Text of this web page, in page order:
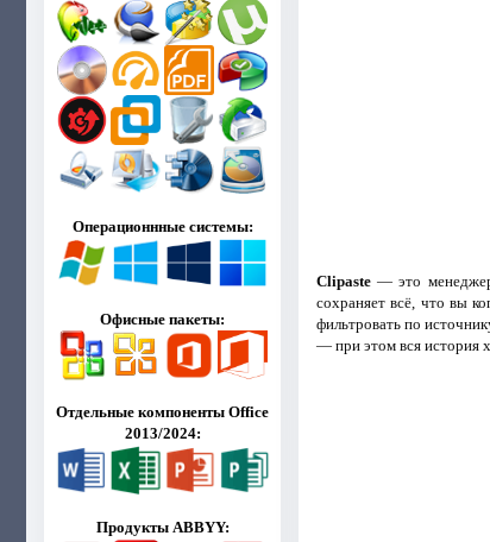
Операционнные системы:
Офисные пакеты:
Отдельные компоненты Office
2013/2024:
Продукты ABBYY:
Clipaste— это менеджер
сохраняет всё, что вы
фильтровать по
— при этом вся история